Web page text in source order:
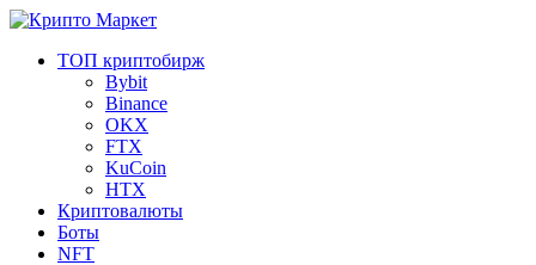
ТОП криптобирж
Bybit
Binance
OKX
FTX
KuCoin
HTX
Криптовалюты
Боты
NFT